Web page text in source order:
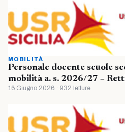
MOBILITÀ
Personale docente scuole
mobilità a. s. 2026/27 –
16 Giugno 2026 · 932 letture